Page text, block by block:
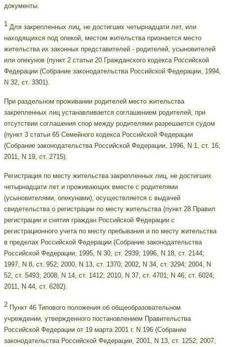
документы.
1 Для закрепленных лиц, не достигших четырнадцати лет, или
находящихся под опекой, местом жительства признается место
жительства их законных представителей - родителей, усыновителей
или опекунов (пункт 2 статьи 20 Гражданского кодекса Российской
Федерации (Собрание законодательства Российской Федерации, 1994,
N 32, ст. 3301).
При раздельном проживании родителей место жительства
закрепленных лиц устанавливается соглашением родителей, при
отсутствии соглашения спор между родителями разрешается судом
(пункт 3 статьи 65 Семейного кодекса Российской Федерации
(Собрание законодательства Российской Федерации, 1996, N 1, ст. 16;
2011, N 19, ст. 2715).
Регистрация по месту жительства закрепленных лиц, не достигших
четырнадцати лет и проживающих вместе с родителями
(усыновителями, опекунами), осуществляется с выдачей
свидетельства о регистрации по месту жительства (пункт 28 Правил
регистрации и снятия граждан Российской Федерации с
регистрационного учета по месту пребывания и по месту жительства
в пределах Российской Федерации (Собрание законодательства
Российской Федерации, 1995, N 30, ст. 2939; 1996, N 18, ст. 2144;
1997, N 8, ст. 952; 2000, N 13, ст. 1370; 2002, N 34, ст. 3294; 2004, N
52, ст. 5493; 2008, N 14, ст. 1412; 2010, N 37, ст. 4701; N 46, ст. 6024;
2011, N 44, ст. 6282).
2 Пункт 46 Типового положения об общеобразовательном
учреждении, утвержденного постановлением Правительства
Российской Федерации от 19 марта 2001 г. N 196 (Собрание
законодательства Российской Федерации, 2001, N 13, ст. 1252; 2007,